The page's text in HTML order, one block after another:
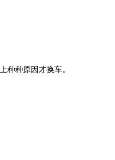
种种原因才换车。